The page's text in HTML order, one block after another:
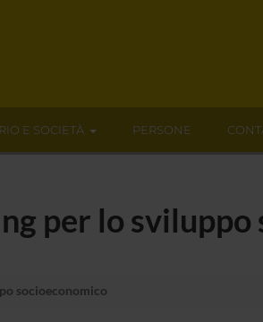
E SOCIETÀ PERSONE
per lo
socioeconomico